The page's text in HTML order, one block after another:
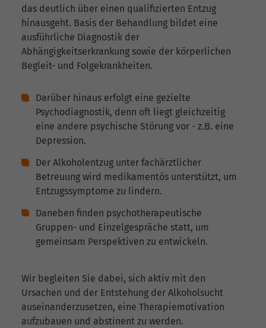
das deutlich über einen qualifizierten Entzug
hinausgeht. Basis der Behandlung bildet eine
ausführliche Diagnostik der
Abhängigkeitserkrankung sowie der körperlichen
Begleit- und Folgekrankheiten.
Darüber hinaus erfolgt eine gezielte
Psychodiagnostik, denn oft liegt gleichzeitig
eine andere psychische Störung vor - z.B. eine
Depression.
Der Alkoholentzug unter fachärztlicher
Betreuung wird medikamentös unterstützt, um
Entzugssymptome zu lindern.
Daneben finden psychotherapeutische
Gruppen- und Einzelgespräche statt, um
gemeinsam Perspektiven zu entwickeln.
Wir begleiten Sie dabei, sich aktiv mit den
Ursachen und der Entstehung der Alkoholsucht
auseinanderzusetzen, eine Therapiemotivation
aufzubauen und abstinent zu werden.